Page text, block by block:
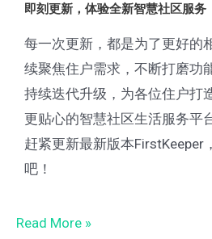
即刻更新，体验全新智慧社区服务
每一次更新，都是为了更好的
续聚焦住户需求，不断打磨功
持续迭代升级，为各位住户打
更贴心的智慧社区生活服务平
赶紧更新最新版本FirstKeeper
吧！
Read More »